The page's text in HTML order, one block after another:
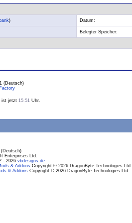
) Datum:
Belegter Speicher:
(Deutsch)
ist jetzt 15:51 Uhr.
(Deutsch)
Enterprises Ltd.
- 2026 vbdesigns.de
& AddonsCopyright © 2026 DragonByte Technologies Ltd.
& AddonsCopyright © 2026 DragonByte Technologies Ltd.